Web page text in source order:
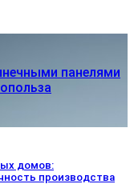
панелями
домов:
производства